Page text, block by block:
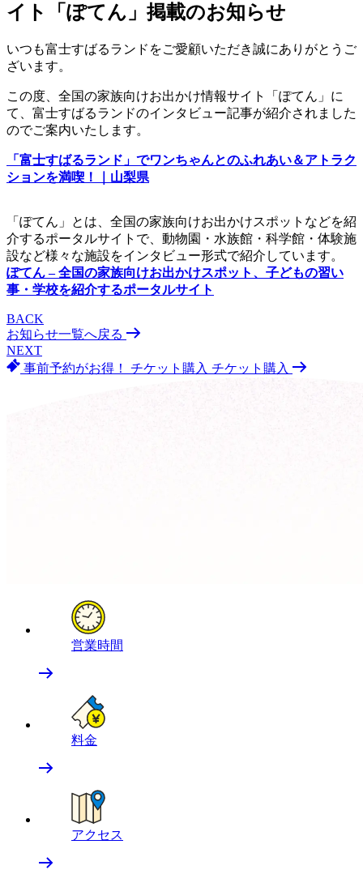
イト「ぽてん」掲載のお知らせ
いつも富士すばるランドをご愛顧いただき誠にありがとうご
ざいます。
この度、全国の家族向けお出かけ情報サイト「ぽてん」に
て、富士すばるランドのインタビュー記事が紹介されました
のでご案内いたします。
「富士すばるランド」でワンちゃんとのふれあい＆アトラク
ションを満喫！｜山梨県
「ぽてん」とは、全国の家族向けお出かけスポットなどを紹
介するポータルサイトで、動物園・水族館・科学館・体験施
設など様々な施設をインタビュー形式で紹介しています。
ぽてん – 全国の家族向けお出かけスポット、子どもの習い
事・学校を紹介するポータルサイト
BACK
お知らせ一覧へ戻る
NEXT
事前予約がお得！
チケット購入 チケット購入
営業時間
料金
アクセス